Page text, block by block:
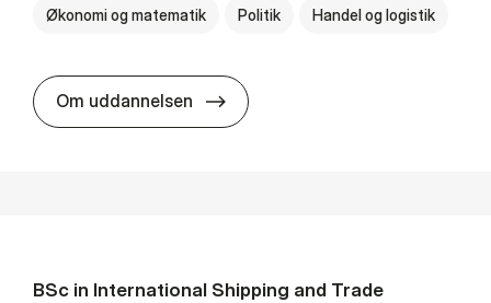
Økonomi og matematik Politik Handel og logistik
Om uddannelsen BSc in In­ter­na­tion­al Busi­ness
BSc in In­ter­na­tion­al Ship­ping and Trade